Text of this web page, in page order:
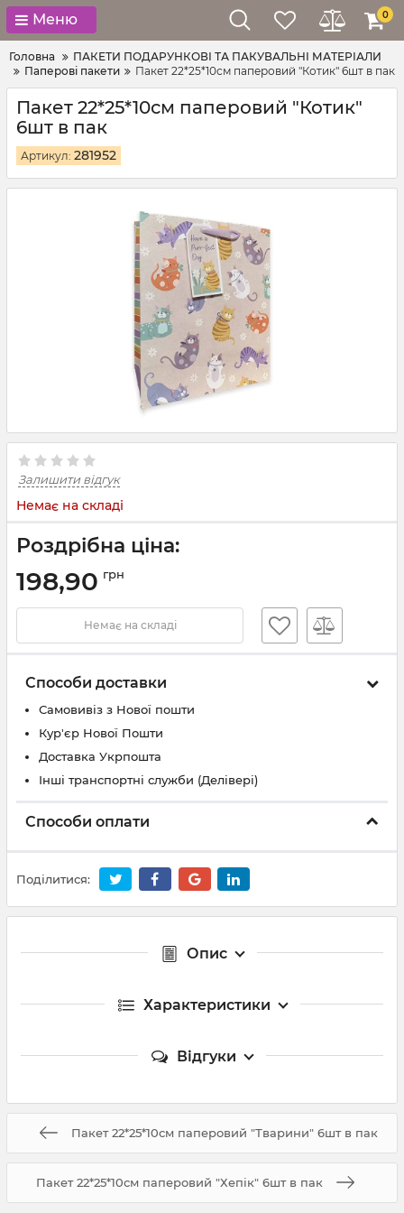
Меню 0
Головна
ПАКЕТИ ПОДАРУНКОВІ ТА ПАКУВАЛЬНІ МАТЕРІАЛИ
Паперові пакети
Пакет 22*25*10см паперовий "Котик" 6шт в пак
Пакет 22*25*10см паперовий "Котик"
6шт в пак
Артикул: 281952
Залишити відгук
Немає на складі
Роздрібна ціна:
198,90 грн
Немає на складі
Способи доставки
Самовивіз з Нової пошти
Кур'єр Нової Пошти
Доставка Укрпошта
Інші транспортні служби (Делівері)
Способи оплати
Поділитися:
Опис
Характеристики
Відгуки
Пакет 22*25*10см паперовий "Тварини" 6шт в пак
Пакет 22*25*10см паперовий "Хепік" 6шт в пак